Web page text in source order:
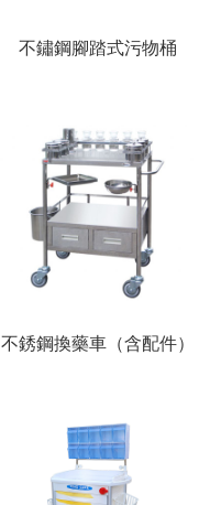
不鏽鋼腳踏式污物桶
不銹鋼換藥車（含配件）